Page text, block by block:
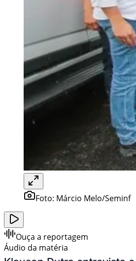
Foto: Márcio Melo/Seminf
Ouça a reportagem
Áudio da matéria